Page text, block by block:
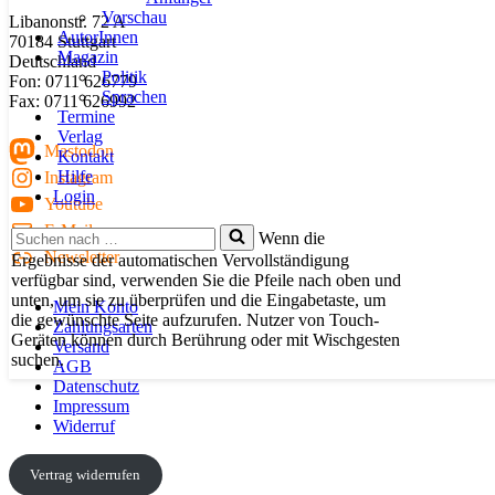
Vorschau
AutorInnen
Magazin
Politik
Sprachen
Termine
Verlag
Kontakt
Hilfe
Login
Suchen
nach …
Wenn die
Ergebnisse der automatischen Vervollständigung
verfügbar sind, verwenden Sie die Pfeile nach oben und
unten, um sie zu überprüfen und die Eingabetaste, um
die gewünschte Seite aufzurufen. Nutzer von Touch-
Geräten können durch Berührung oder mit Wischgesten
suchen.
Libanonstr. 72 A
70184 Stuttgart
Deutschland
Fon: 0711 626779
Fax: 0711 626992
Mastodon
Instagram
Youtube
E-Mail
Newsletter
Mein Konto
Zahlungsarten
Versand
AGB
Datenschutz
Impressum
Widerruf
Vertrag widerrufen